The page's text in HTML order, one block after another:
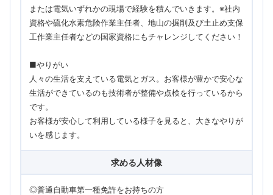
または電気いずれかの現場で経験を積んでいきます。※社内
資格や硫化水素危険作業主任者、地山の掘削及び土止め支保
工作業主任者などの国家資格にもチャレンジしてください！
■やりがい
人々の生活を支えている電気とガス。お客様が豊かで安心な
生活ができているのも技術者が整備や点検を行っているから
です。
お客様が安心して利用している様子を見ると、大きなやりが
いを感じます。
求める人材像
◎普通自動車第一種免許をお持ちの方